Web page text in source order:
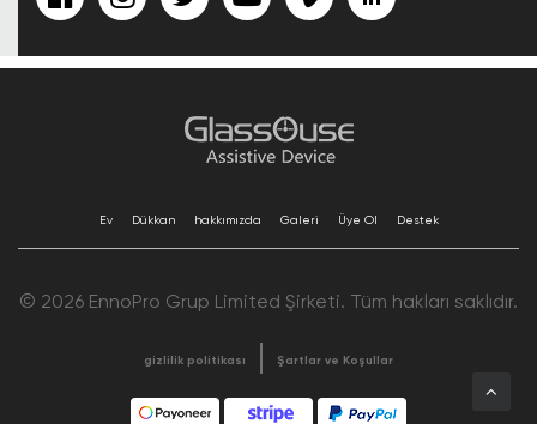
Ev Dükkan hakkımızda Galeri Üye Ol Destek
© 2026 EnnoPro Grup Limited Şirketi. Tüm hakları saklıdır.
gizlilik politikası Şartlar ve Koşullar